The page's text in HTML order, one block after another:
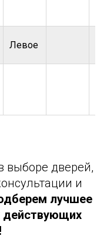
Левое
выборе дверей,
и
лучшее
действующих